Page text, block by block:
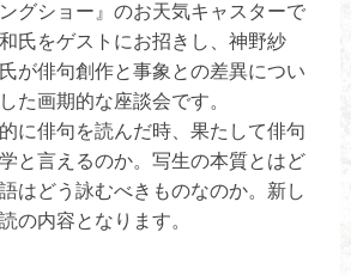
グショー』のお天気キャスターで
氏をゲストにお招きし、神野紗
が俳句創作と事象との差異につい
た画期的な座談会です。
に俳句を読んだ時、果たして俳句
と言えるのか。写生の本質とはど
はどう詠むべきものなのか。新し
の内容となります。